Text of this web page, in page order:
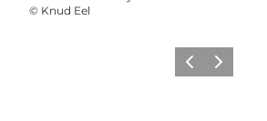
© Knud Eel
ForrigeNeste